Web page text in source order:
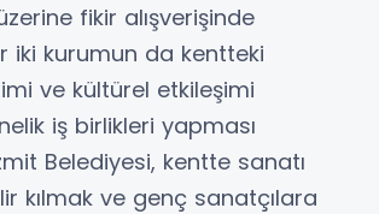
fikir alışverişinde
iki kurumun da kentteki
ve kültürel etkileşimi
iş birlikleri yapması
Belediyesi, kentte sanatı
kılmak ve genç sanatçılara